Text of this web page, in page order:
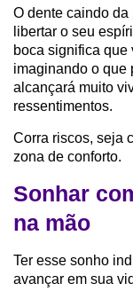
O dente caindo
libertar o seu
boca significa que
imaginando o que
alcançará muito
ressentimentos.
Corra riscos, seja
zona de conforto.
Sonhar
na mão
Ter esse sonho
avançar em sua